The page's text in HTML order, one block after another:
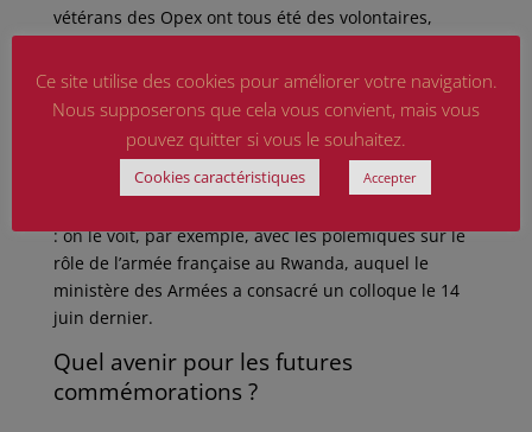
vétérans des Opex ont tous été des volontaires,
dans une philosophie d’amicales, liées à leurs
anciennes unités ou régiments », ajoute-t-elle. Ce
qui ne signifie pas qu’ils n’ont – ou n’auront – pas des
besoins spécifiques, notamment sur la gestion des
syndromes de stress post-traumatiques. Ou celle
: on le voit, par exemple, avec les polémiques sur le
rôle de l’armée française au Rwanda, auquel le
ministère des Armées a consacré un colloque le 14
juin dernier.
Quel avenir pour les futures
commémorations ?
Ce site utilise des cookies pour améliorer votre navigation.
Nous supposerons que cela vous convient, mais vous
pouvez quitter si vous le souhaitez.
Cookies caractéristiques Accepter